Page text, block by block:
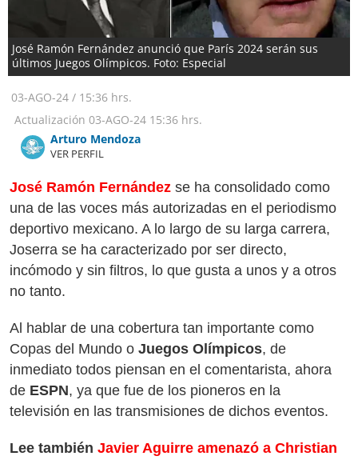
José Ramón Fernández anunció que París 2024 serán sus
últimos Juegos Olímpicos. Foto: Especial
03-AGO-24 / 15:36 hrs.
Actualización 03-AGO-24 15:36 hrs.
Arturo Mendoza
VER PERFIL
José Ramón Fernández se ha consolidado como
una de las voces más autorizadas en el periodismo
deportivo mexicano. A lo largo de su larga carrera,
Joserra se ha caracterizado por ser directo,
incómodo y sin filtros, lo que gusta a unos y a otros
no tanto.
Al hablar de una cobertura tan importante como
Copas del Mundo o Juegos Olímpicos, de
inmediato todos piensan en el comentarista, ahora
de ESPN, ya que fue de los pioneros en la
televisión en las transmisiones de dichos eventos.
Lee también Javier Aguirre amenazó a Christian